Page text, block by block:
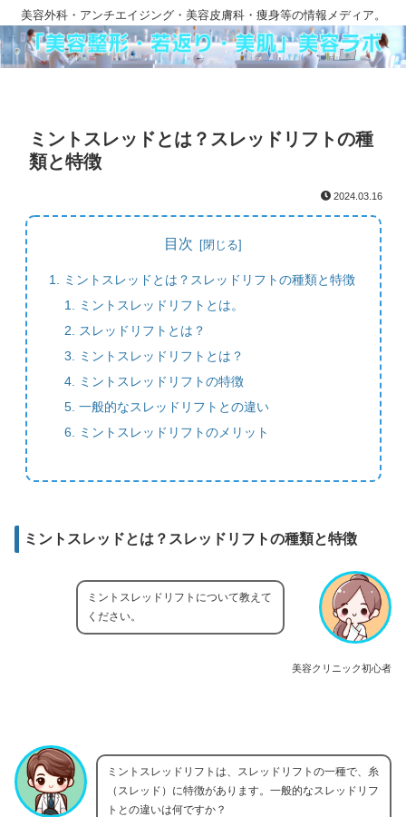
美容外科・アンチエイジング・美容皮膚科・痩身等の情報メディア。
ミントスレッドとは？スレッドリフトの種
類と特徴
2024.03.16
目次
ミントスレッドとは？スレッドリフトの種類と特徴
ミントスレッドリフトとは。
スレッドリフトとは？
ミントスレッドリフトとは？
ミントスレッドリフトの特徴
一般的なスレッドリフトとの違い
ミントスレッドリフトのメリット
ミントスレッドとは？スレッドリフトの種類と特徴
美容クリニック初心者
ミントスレッドリフトについて教えて
ください。
ミントスレッドリフトは、スレッドリフトの一種で、糸
（スレッド）に特徴があります。一般的なスレッドリフ
トとの違いは何ですか？